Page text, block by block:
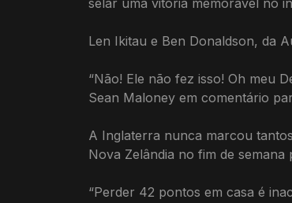
Len Ikitau e Ben Donaldson, da
“Não! Ele não fez isso! Oh meu
Sean Maloney em comentário
A Inglaterra nunca marcou
Nova Zelândia no fim de semana
“Perder 42 pontos em casa é